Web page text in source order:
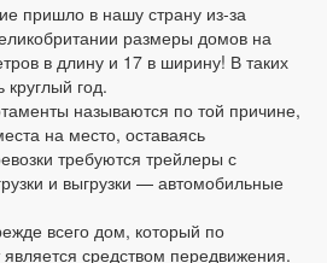
пришло в нашу страну из-за
размеры домов на
в длину и 17 в ширину! В таких
год.
называются по той причине,
на место, оставаясь
требуются трейлеры с
и выгрузки — автомобильные
всего дом, который по
средством передвижения.